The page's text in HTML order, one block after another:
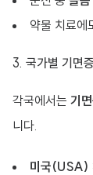
약물 치료에
3. 국가별 기면
각국에서는 기
니다.
미국(USA)